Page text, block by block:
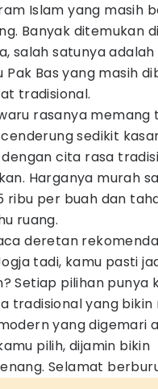
Islam yang masih
Banyak ditemukan
salah satunya adalah
Pak Bas yang masih
tradisional.
rasanya memang
sedikit
dengan cita rasa
Harganya murah
ribu per buah dan
ruang.
deretan
tadi, kamu pasti
Setiap pilihan punya
tradisional yang bikin
yang digemari
pilih, dijamin bikin
Selamat